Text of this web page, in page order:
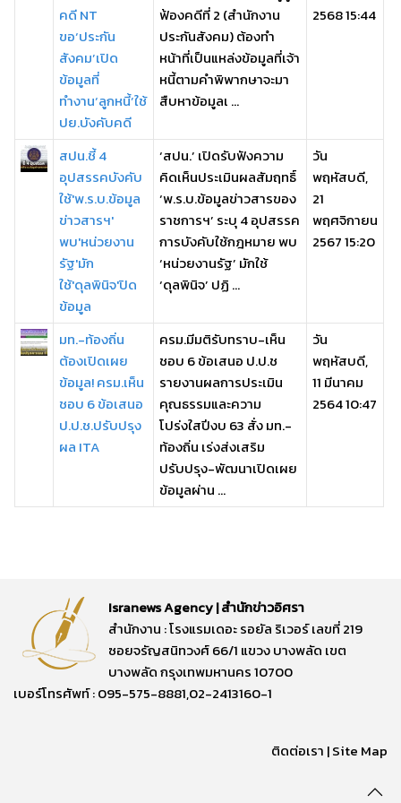
คดี NT
ขอ‘ประกัน
สังคม’เปิด
ข้อมูลที่
ทำงาน‘ลูกหนี้’ใช้
ปย.บังคับคดี
ฟ้องคดีที่ 2 (สำนักงาน
ประกันสังคม) ต้องทำ
หน้าที่เป็นแหล่งข้อมูลที่เจ้า
หนี้ตามคำพิพากษาจะมา
สืบหาข้อมูลเ ...
2568 15:44
สปน.ชี้ 4
อุปสรรคบังคับ
ใช้'พ.ร.บ.ข้อมูล
ข่าวสารฯ'
พบ'หน่วยงาน
รัฐ'มัก
ใช้'ดุลพินิจ'ปิด
ข้อมูล
‘สปน.’ เปิดรับฟังความ
คิดเห็นประเมินผลสัมฤทธิ์
‘พ.ร.บ.ข้อมูลข่าวสารของ
ราชการฯ’ ระบุ 4 อุปสรรค
การบังคับใช้กฎหมาย พบ
‘หน่วยงานรัฐ’ มักใช้
‘ดุลพินิจ’ ปฏิ ...
วัน
พฤหัสบดี,
21
พฤศจิกายน
2567 15:20
มท.-ท้องถิ่น
ต้องเปิดเผย
ข้อมูล! ครม.เห็น
ชอบ 6 ข้อเสนอ
ป.ป.ช.ปรับปรุง
ผล ITA
ครม.มีมติรับทราบ-เห็น
ชอบ 6 ข้อเสนอ ป.ป.ช
รายงานผลการประเมิน
คุณธรรมและความ
โปร่งใสปีงบ 63 สั่ง มท.-
ท้องถิ่น เร่งส่งเสริม
ปรับปรุง-พัฒนาเปิดเผย
ข้อมูลผ่าน ...
วัน
พฤหัสบดี,
11 มีนาคม
2564 10:47
Isranews Agency | สำนักข่าวอิศรา
สำนักงาน : โรงแรมเดอะ รอยัล ริเวอร์ เลขที่ 219
ซอยจรัญสนิทวงศ์ 66/1 แขวง บางพลัด เขต
บางพลัด กรุงเทพมหานคร 10700
เบอร์โทรศัพท์ : 095-575-8881,02-2413160-1
ติดต่อเรา |Site Map